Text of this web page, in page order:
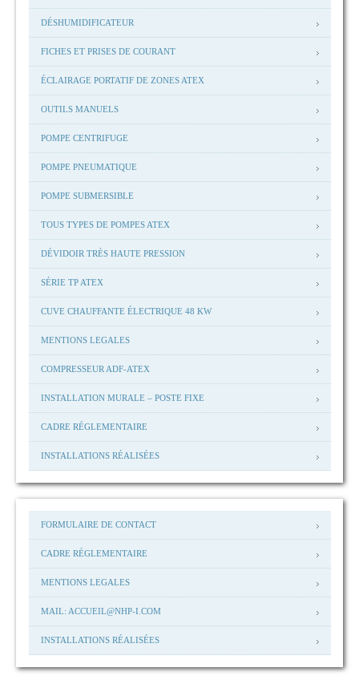
DÉSHUMIDIFICATEUR
FICHES ET PRISES DE COURANT
ÉCLAIRAGE PORTATIF DE ZONES ATEX
OUTILS MANUELS
POMPE CENTRIFUGE
POMPE PNEUMATIQUE
POMPE SUBMERSIBLE
TOUS TYPES DE POMPES ATEX
DÉVIDOIR TRÈS HAUTE PRESSION
SÉRIE TP ATEX
CUVE CHAUFFANTE ÉLECTRIQUE 48 KW
MENTIONS LEGALES
COMPRESSEUR ADF-ATEX
INSTALLATION MURALE – POSTE FIXE
CADRE RÉGLEMENTAIRE
INSTALLATIONS RÉALISÉES
FORMULAIRE DE CONTACT
CADRE RÉGLEMENTAIRE
MENTIONS LEGALES
MAIL: ACCUEIL@NHP-I.COM
INSTALLATIONS RÉALISÉES